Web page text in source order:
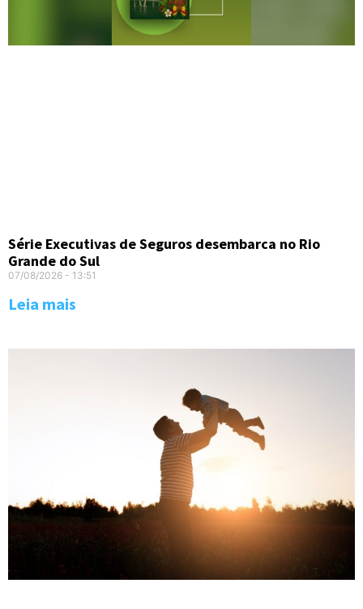
Série Executivas de Seguros desembarca no Rio
Grande do Sul
07/08/2026 13:51
Leia mais